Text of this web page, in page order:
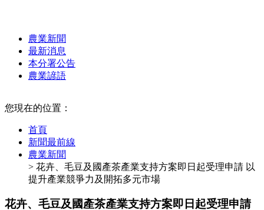
農業新聞
最新消息
本分署公告
農業諺語
您現在的位置：
首頁
新聞最前線
農業新聞
> 花卉、毛豆及國產茶產業支持方案即日起受理申請 以
提升產業競爭力及開拓多元市場
花卉、毛豆及國產茶產業支持方案即日起受理申請